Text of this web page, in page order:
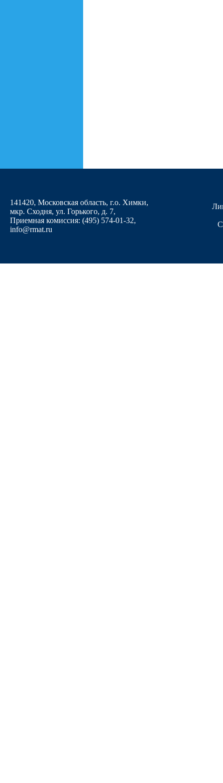
141420, Московская область, г.о. Химки,
мкр. Сходня, ул. Горького, д. 7,
Приемная комиссия: (495) 574-01-32,
info@rmat.ru